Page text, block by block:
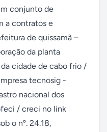
conjunto de
a contratos e
de quissamã –
da planta
cidade de cabo frio /
tecnosig -
nacional dos
/ creci no link
o nº. 24.18,